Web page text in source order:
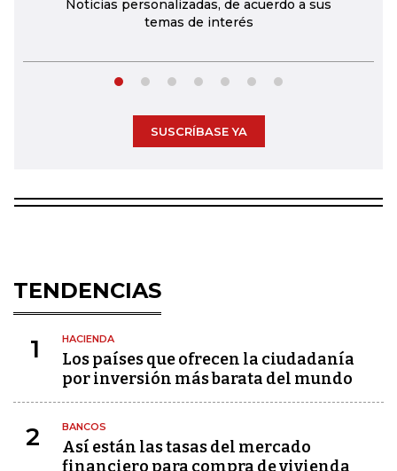
Noticias personalizadas, de acuerdo a sus
temas de interés
SUSCRÍBASE YA
TENDENCIAS
1 HACIENDA
Los países que ofrecen la ciudadanía
por inversión más barata del mundo
2 BANCOS
Así están las tasas del mercado
financiero para compra de vivienda